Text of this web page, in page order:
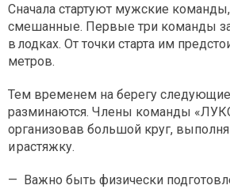
Сначала стартуют мужские
смешанные. Первые три команды
в лодках. От точки старта им
метров.
Тем временем на берегу следующие
разминаются. Члены команды
организовав большой круг,
и растяжку.
— Важно быть физически